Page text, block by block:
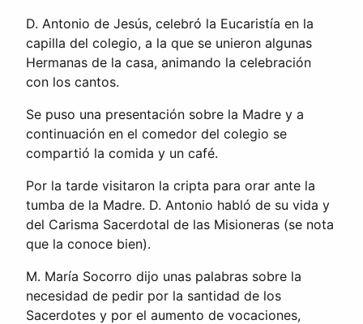
D. Antonio de Jesús, celebró la Eucaristía en la
capilla del colegio, a la que se unieron algunas
Hermanas de la casa, animando la celebración
con los cantos.
Se puso una presentación sobre la Madre y a
continuación en el comedor del colegio se
compartió la comida y un café.
Por la tarde visitaron la cripta para orar ante la
tumba de la Madre. D. Antonio habló de su vida y
del Carisma Sacerdotal de las Misioneras (se nota
que la conoce bien).
M. María Socorro dijo unas palabras sobre la
necesidad de pedir por la santidad de los
Sacerdotes y por el aumento de vocaciones,